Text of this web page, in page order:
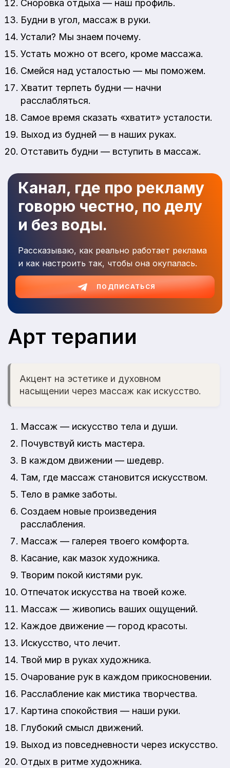
Сноровка отдыха — наш профиль.
Будни в угол, массаж в руки.
Устали? Мы знаем почему.
Устать можно от всего, кроме массажа.
Смейся над усталостью — мы поможем.
Хватит терпеть будни — начни
расслабляться.
Самое время сказать «хватит» усталости.
Выход из будней — в наших руках.
Отставить будни — вступить в массаж.
Канал, где про рекламу
говорю честно, по делу
и без воды.
Рассказываю, как реально работает реклама
и как настроить так, чтобы она окупалась.
ПОДПИСАТЬСЯ
Арт терапии
Акцент на эстетике и духовном
насыщении через массаж как искусство.
Массаж — искусство тела и души.
Почувствуй кисть мастера.
В каждом движении — шедевр.
Там, где массаж становится искусством.
Тело в рамке заботы.
Создаем новые произведения
расслабления.
Массаж — галерея твоего комфорта.
Касание, как мазок художника.
Творим покой кистями рук.
Отпечаток искусства на твоей коже.
Массаж — живопись ваших ощущений.
Каждое движение — город красоты.
Искусство, что лечит.
Твой мир в руках художника.
Очарование рук в каждом прикосновении.
Расслабление как мистика творчества.
Картина спокойствия — наши руки.
Глубокий смысл движений.
Выход из повседневности через искусство.
Отдых в ритме художника.